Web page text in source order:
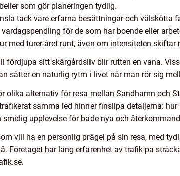
som gör planeringen tydlig.
tack vare erfarna besättningar och välskötta
för de som har boende eller
med turer året runt, även om intensiteten skiftar
fördjupa sitt skärgårdsliv blir rutten en vana.
sätter en naturlig rytm i livet när man rör sig
olika alternativ för resa mellan Sandhamn och
samma led hinner finslipa detaljerna:
smidig upplevelse för både nya och
vill ha en personlig prägel på sin resa, med
Företaget har lång erfarenhet av trafik på